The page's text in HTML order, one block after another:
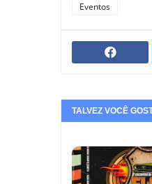
Eventos
TALVEZ VOCÊ